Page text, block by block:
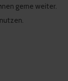
gerne weiter.